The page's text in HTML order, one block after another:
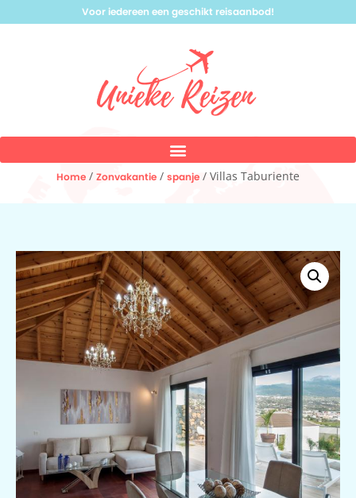
Voor iedereen een geschikt reisaanbod!
Home / Zonvakantie / spanje / Villas Taburiente